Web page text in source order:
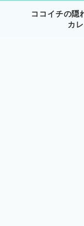
ココイチの隠
カ